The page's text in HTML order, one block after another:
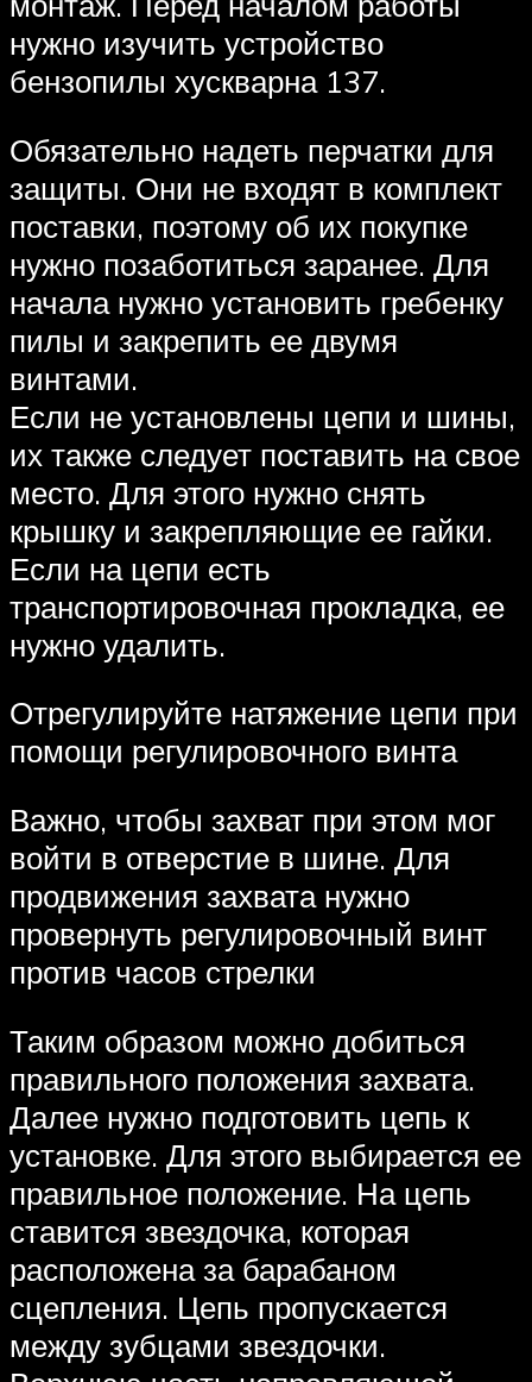
нужно изучить устройство
бензопилы хускварна 137.
Обязательно надеть перчатки для
защиты. Они не входят в комплект
поставки, поэтому об их покупке
нужно позаботиться заранее. Для
начала нужно установить гребенку
пилы и закрепить ее двумя
винтами.
Если не установлены цепи и шины,
их также следует поставить на свое
место. Для этого нужно снять
крышку и закрепляющие ее гайки.
Если на цепи есть
транспортировочная прокладка, ее
нужно удалить.
Отрегулируйте натяжение цепи при
помощи регулировочного винта
Важно, чтобы захват при этом мог
войти в отверстие в шине. Для
продвижения захвата нужно
провернуть регулировочный винт
против часов стрелки
Таким образом можно добиться
правильного положения захвата.
Далее нужно подготовить цепь к
установке. Для этого выбирается ее
правильное положение. На цепь
ставится звездочка, которая
расположена за барабаном
сцепления. Цепь пропускается
между зубцами звездочки.